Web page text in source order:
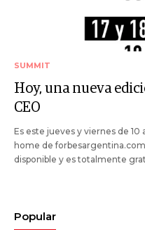
SUMMIT
Hoy, una nueva
CEO
Es este jueves y viernes de 10
home de
disponible y es totalmente
Popular